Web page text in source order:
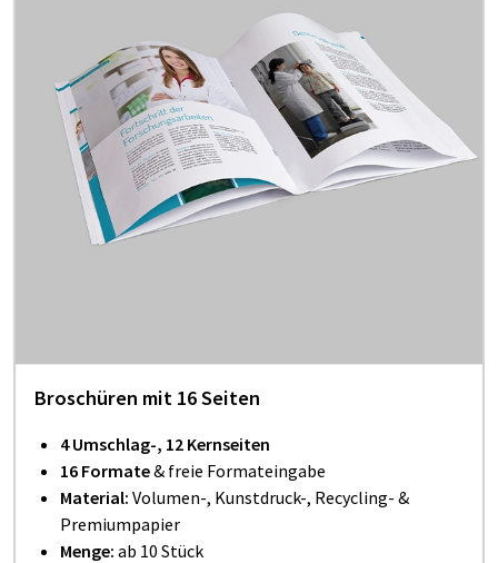
Broschüren mit 16 Seiten
4 Umschlag-, 12 Kernseiten
16 Formate& freie Formateingabe
Material: Volumen-, Kunstdruck-, Recycling- &
Premiumpapier
Menge: ab 10 Stück